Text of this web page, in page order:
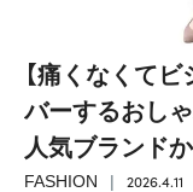
【痛くなくて
バーするおし
人気ブランドか
FASHION 2026.4.11